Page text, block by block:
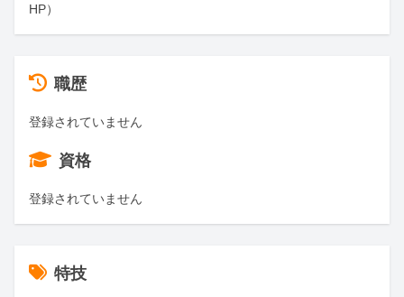
HP）
職歴
登録されていません
資格
登録されていません
特技